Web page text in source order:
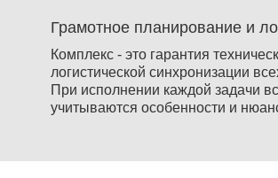
Грамотное планирование и
Комплекс - это гарантия
логистической синхронизации
При исполнении каждой задачи
учитываются особенности и